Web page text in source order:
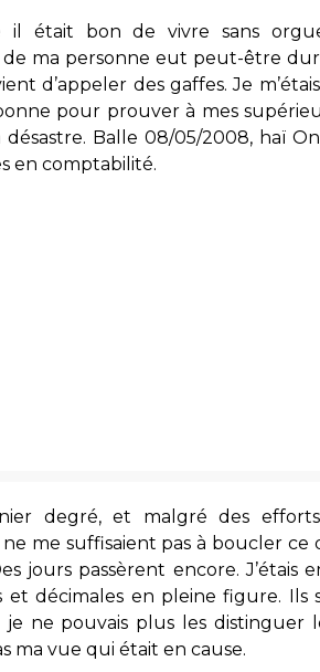
il était bon de vivre sans
de ma personne eut peut-être
d’appeler des gaffes. Je
pour prouver à mes
Balle 08/05/2008, haï
en comptabilité.
degré, et malgré des efforts
me suffisaient pas à boucler
jours passèrent encore. J’étais
et décimales en pleine figure. Ils
ne pouvais plus les distinguer
ma vue qui était en cause.